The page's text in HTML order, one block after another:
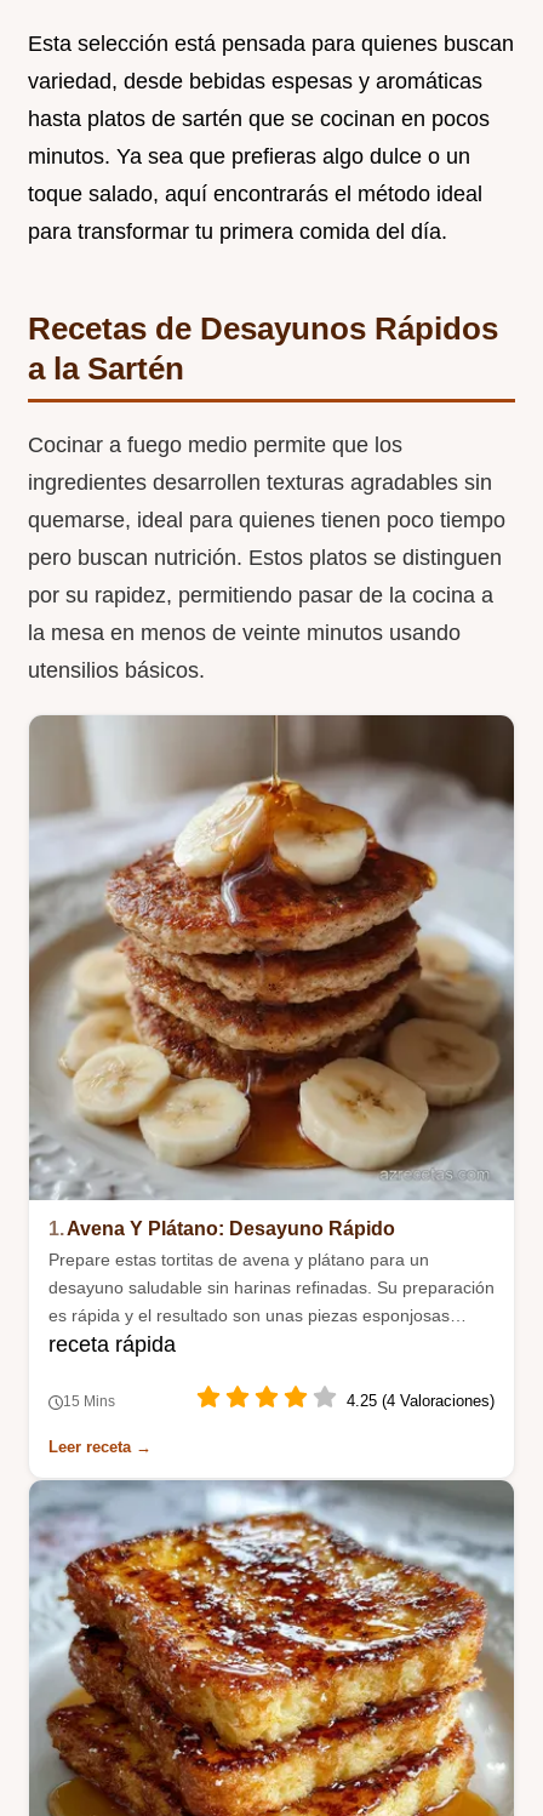
Esta selección está pensada para quienes buscan
variedad, desde bebidas espesas y aromáticas
hasta platos de sartén que se cocinan en pocos
minutos. Ya sea que prefieras algo dulce o un
toque salado, aquí encontrarás el método ideal
para transformar tu primera comida del día.
Recetas de Desayunos Rápidos
a la Sartén
Cocinar a fuego medio permite que los
ingredientes desarrollen texturas agradables sin
quemarse, ideal para quienes tienen poco tiempo
pero buscan nutrición. Estos platos se distinguen
por su rapidez, permitiendo pasar de la cocina a
la mesa en menos de veinte minutos usando
utensilios básicos.
1.Avena Y Plátano: Desayuno Rápido
Prepare estas tortitas de avena y plátano para un
desayuno saludable sin harinas refinadas. Su preparación
es rápida y el resultado son unas piezas esponjosas
llenas de potasio y fibra natural.
receta rápida
15 Mins 4.25 (4 Valoraciones)
Leer receta →